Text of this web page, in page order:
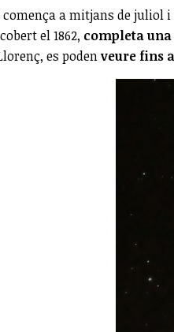
a mitjans de juliol
el 1862, completa una
es podenveure fins